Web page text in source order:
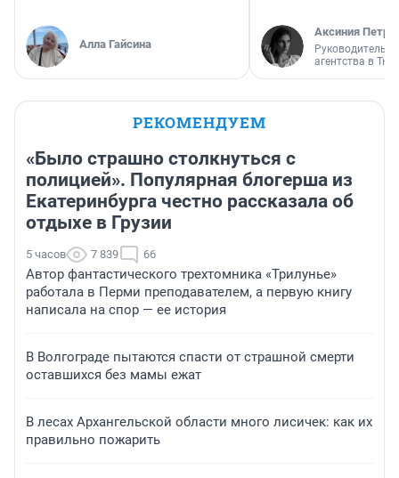
Алла Гайсина
Аксиния
Руководитель
агентства в
РЕКОМЕНДУЕМ
«Было страшно столкнуться с
полицией». Популярная блогерша из
Екатеринбурга честно рассказала об
отдыхе в Грузии
5 часов 7 839 66
Автор фантастического трехтомника «Трилунье»
работала в Перми преподавателем, а первую книгу
написала на спор — ее история
В Волгограде пытаются спасти от страшной смерти
оставшихся без мамы ежат
В лесах Архангельской области много лисичек: как их
правильно пожарить